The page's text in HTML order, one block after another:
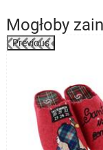
Mogłoby
Previous